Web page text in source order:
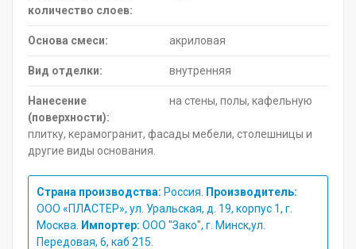
количество слоев:
Основа смеси: акриловая
Вид отделки: внутренняя
Нанесение
(поверхности):
на стены, полы, кафельную
плитку, керамогранит, фасады мебели, столешницы и
другие виды основания.
Страна производства: Россия.
Производитель:
ООО «ПЛАСТЕР», ул. Уральская, д. 19, корпус 1, г.
Москва.
Импортер: ООО "Зако", г. Минск,ул.
Передовая, 6, каб 215.